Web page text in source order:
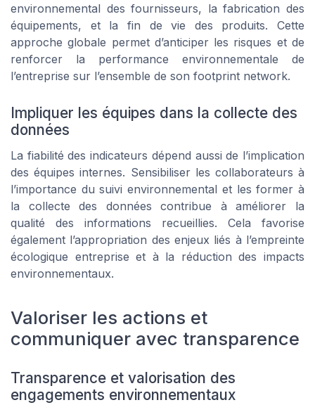
environnemental des fournisseurs, la fabrication des
équipements, et la fin de vie des produits. Cette
approche globale permet d’anticiper les risques et de
renforcer la performance environnementale de
l’entreprise sur l’ensemble de son footprint network.
Impliquer les équipes dans la collecte des
données
La fiabilité des indicateurs dépend aussi de l’implication
des équipes internes. Sensibiliser les collaborateurs à
l’importance du suivi environnemental et les former à
la collecte des données contribue à améliorer la
qualité des informations recueillies. Cela favorise
également l’appropriation des enjeux liés à l’empreinte
écologique entreprise et à la réduction des impacts
environnementaux.
Valoriser les actions et
communiquer avec transparence
Transparence et valorisation des
engagements environnementaux